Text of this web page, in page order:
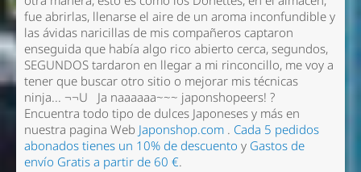
fue abrirlas, llenarse el aire de un aroma inconfundible y
las ávidas naricillas de mis compañeros captaron
enseguida que había algo rico abierto cerca, segundos,
SEGUNDOS tardaron en llegar a mi rinconcillo, me voy a
tener que buscar otro sitio o mejorar mis técnicas
ninja... ¬¬U Ja naaaaaa~~~ japonshopeers! ?
Encuentra todo tipo de dulces Japoneses y más en
nuestra pagina Web Japonshop.com. Cada 5 pedidos
abonados tienes un 10% de descuento y Gastos de
envío Gratis a partir de 60 €.